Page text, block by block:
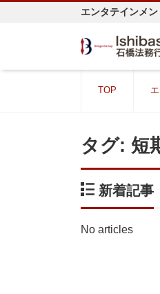
エンタテインメ
TOP
タグ: 短
新着記事
No articles